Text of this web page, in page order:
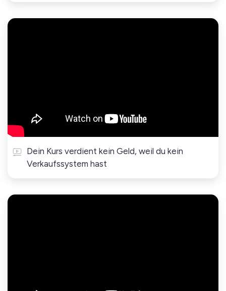
Dein Kurs verdient kein Geld, weil du kein
Verkaufssystem hast